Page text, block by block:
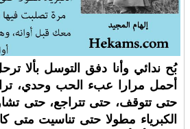
بُح ندائي وأنا دفق التوسل بألا
أحمل مرارا عبء الحب وحدي،
حتى تتوقف، حتى تتراجع، حتى
الكبرياء مطولا حتى تناسيت